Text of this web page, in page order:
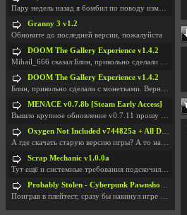
Пару недель назад я бомбил по поводу изменения мин
Granny 3 v1.2
Обновите до последней версии, пожалуйста
DOOM The Gallery Experience v1.4.2
Mihail_666 сказал:Блин, прикольно сделали с монетк
DOOM The Gallery Experience v1.4.2
Блин, прикольно сделали с монетками. Вернулся в св
MENACE v0.7.8b [Steam Early Access]
Вышло крупное обновление v0.7.11 прошу обновить
Oxygen Not Included v744825a + All DLC
А где скачать старую версию игры? А то на новой но
Scrap Mechanic v1.0.0a
Тут ещё и системные требования подскочили. Если не
Probably Stolen - Cyberpunk Pawnshop Simulator v048c [Playtest]
Поиграв в плейтест, сразу бы накинул игре наивысши